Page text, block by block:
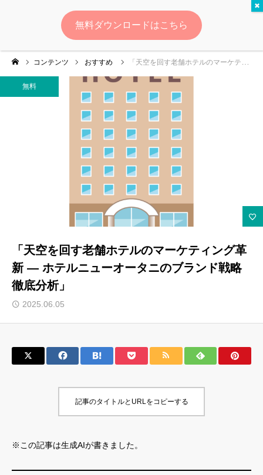
無料
コンテンツ おすすめ 「天空を回す老舗ホテルのマーケティング革新 ― ホテルニューオータニのブランド戦略徹底分析」
無料
「天空を回す老舗ホテルのマーケティング革
新 ― ホテルニューオータニのブランド戦略
徹底分析」
2025.06.05
記事のタイトルとURLをコピーする
※この記事は生成AIが書きました。
ログイン 会員登録
ゆいマーケとは？
イベント・セミナー情報
LINEお友達登録
スポンサー登録
サロン会員登録
特定商取引法 運営会社
マーケティング用語集
無料ダウンロードはこちら